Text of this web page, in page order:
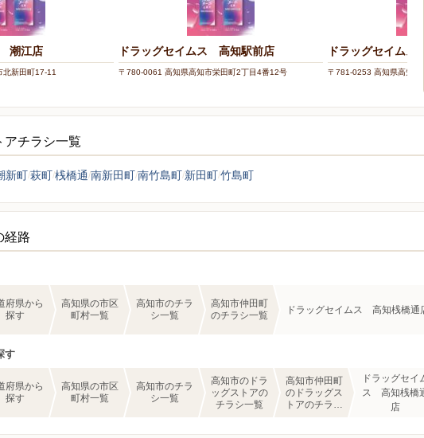
潮江店
新田町17-11
ドラッグセイムス 高知駅前店
〒780-0061 高知県高知市栄田町2丁目4番12号
ドラッグセイムス
〒781-0253 高知県高知市
アチラシ一覧
新町萩町桟橋通 南新田町南竹島町 新田町竹島町
経路
府県から
探す
高知県の市区
町村一覧
高知市のチラ
シ一覧
高知市仲田町
のチラシ一覧
ドラッグセイムス 高知桟橋通
す
府県から
探す
高知県の市区
町村一覧
高知市のチラ
シ一覧
高知市のドラ
ッグストアの
チラシ一覧
高知市仲田町
のドラッグス
トアのチラシ
ドラッグセイ
ス 高知桟橋
店